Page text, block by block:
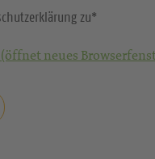
zu*
neues